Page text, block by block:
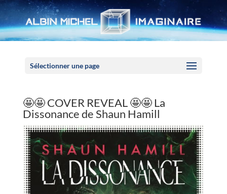
Sélectionner une page
🤩🤩 COVER REVEAL 🤩🤩 La
Dissonance de Shaun Hamill
Panneau de gestion des cookies